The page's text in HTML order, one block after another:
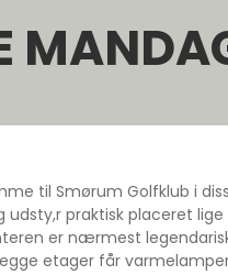
til Smørum Golfklub i
udsty,r praktisk placeret
er nærmest
etager får